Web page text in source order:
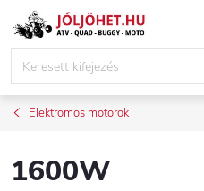
Ugrás
Elektromos motorok
1600W